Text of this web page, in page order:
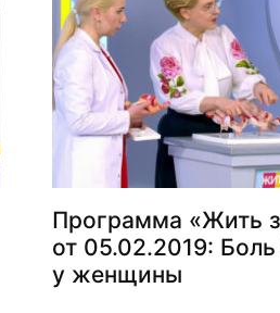
Программа «Жить
от 05.02.2019:
у женщины